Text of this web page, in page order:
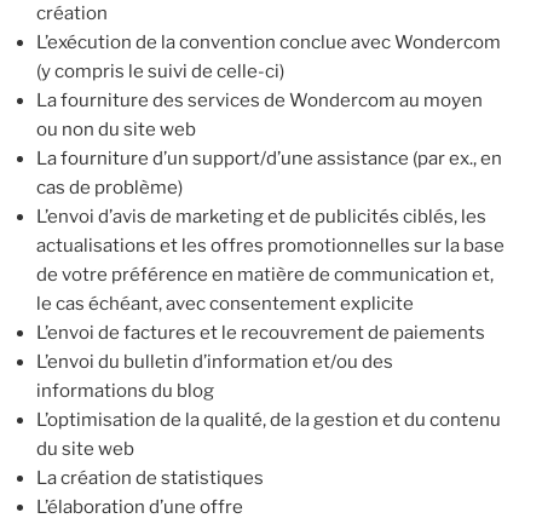
création
L’exécution de la convention conclue avec Wondercom
(y compris le suivi de celle-ci)
La fourniture des services de Wondercom au moyen
ou non du site web
La fourniture d’un support/d’une assistance (par ex., en
cas de problème)
L’envoi d’avis de marketing et de publicités ciblés, les
actualisations et les offres promotionnelles sur la base
de votre préférence en matière de communication et,
le cas échéant, avec consentement explicite
L’envoi de factures et le recouvrement de paiements
L’envoi du bulletin d’information et/ou des
informations du blog
L’optimisation de la qualité, de la gestion et du contenu
du site web
La création de statistiques
L’élaboration d’une offre